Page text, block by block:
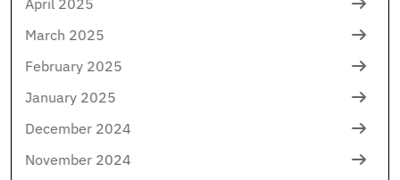
March 2025
February 2025
January 2025
December 2024
November 2024